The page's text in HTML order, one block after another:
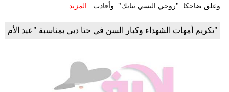
وعلق ضاحكا: "روحي البسي تيابك". وأفادت... المزيد
"تكريم أمهات الشهداء وكبار السن في حتا دبي بمناسبة "عيد الأم